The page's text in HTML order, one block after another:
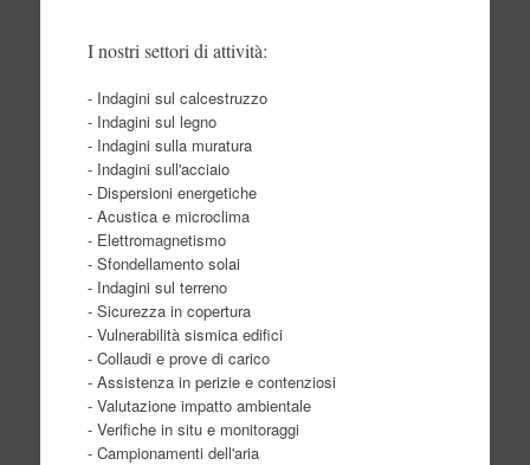
I nostri settori di attività:
- Indagini sul calcestruzzo
- Indagini sul legno
- Indagini sulla muratura
- Indagini sull'acciaio
- Dispersioni energetiche
- Acustica e microclima
- Elettromagnetismo
- Sfondellamento solai
- Indagini sul terreno
- Sicurezza in copertura
- Vulnerabilità sismica edifici
- Collaudi e prove di carico
- Assistenza in perizie e contenziosi
- Valutazione impatto ambientale
- Verifiche in situ e monitoraggi
- Campionamenti dell'aria